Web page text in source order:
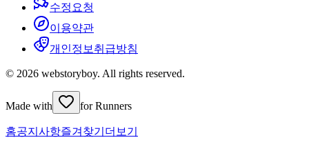
수정요청
이용약관
개인정보취급방침
© 2026 webstoryboy. All rights reserved.
Made with for Runners
홈공지사항즐겨찾기 더보기